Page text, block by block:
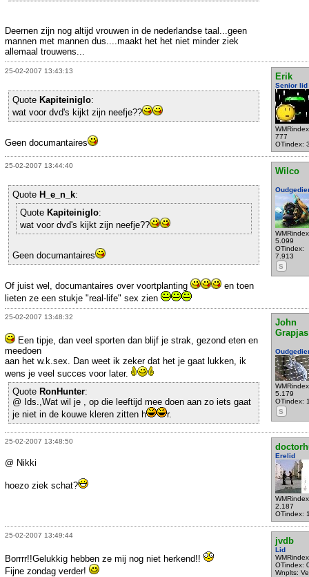
Deernen zijn nog altijd vrouwen in de nederlandse taal...geen
mannen met mannen dus....maakt het het niet minder ziek
allemaal trouwens...
25-02-2007 13:43:13
Erik
Senior lid
777
OTindex:
Quote Kapiteiniglo:
wat voor dvd's kijkt zijn neefje??
Geen documantaires
25-02-2007 13:44:40
Wilco
5.099
OTindex:
7.913
S
Quote H_e_n_k:
Quote Kapiteiniglo:
wat voor dvd's kijkt zijn neefje??
Geen documantaires
Of juist wel, documantaires over voortplanting
en toen
lieten ze een stukje "real-life" sex zien
25-02-2007 13:48:32
John
Grapjas
5.179
OTindex:
S
Een tipje, dan veel sporten dan blijf je strak, gezond eten en
meedoen
aan het w.k.sex. Dan weet ik zeker dat het je gaat lukken, ik
wens je veel succes voor later.
Quote RonHunter:
@ Ids.,Wat wil je , op die leeftijd mee doen aan zo iets gaat
je niet in de kouwe kleren zitten h
r.
25-02-2007 13:48:50
Erelid
2.187
OTindex:
@ Nikki
hoezo ziek schat?
25-02-2007 13:49:44
jvdb
Lid
OTindex:
Wnplts:
Borrrr!!Gelukkig hebben ze mij nog niet herkend!!
Fijne zondag verder!